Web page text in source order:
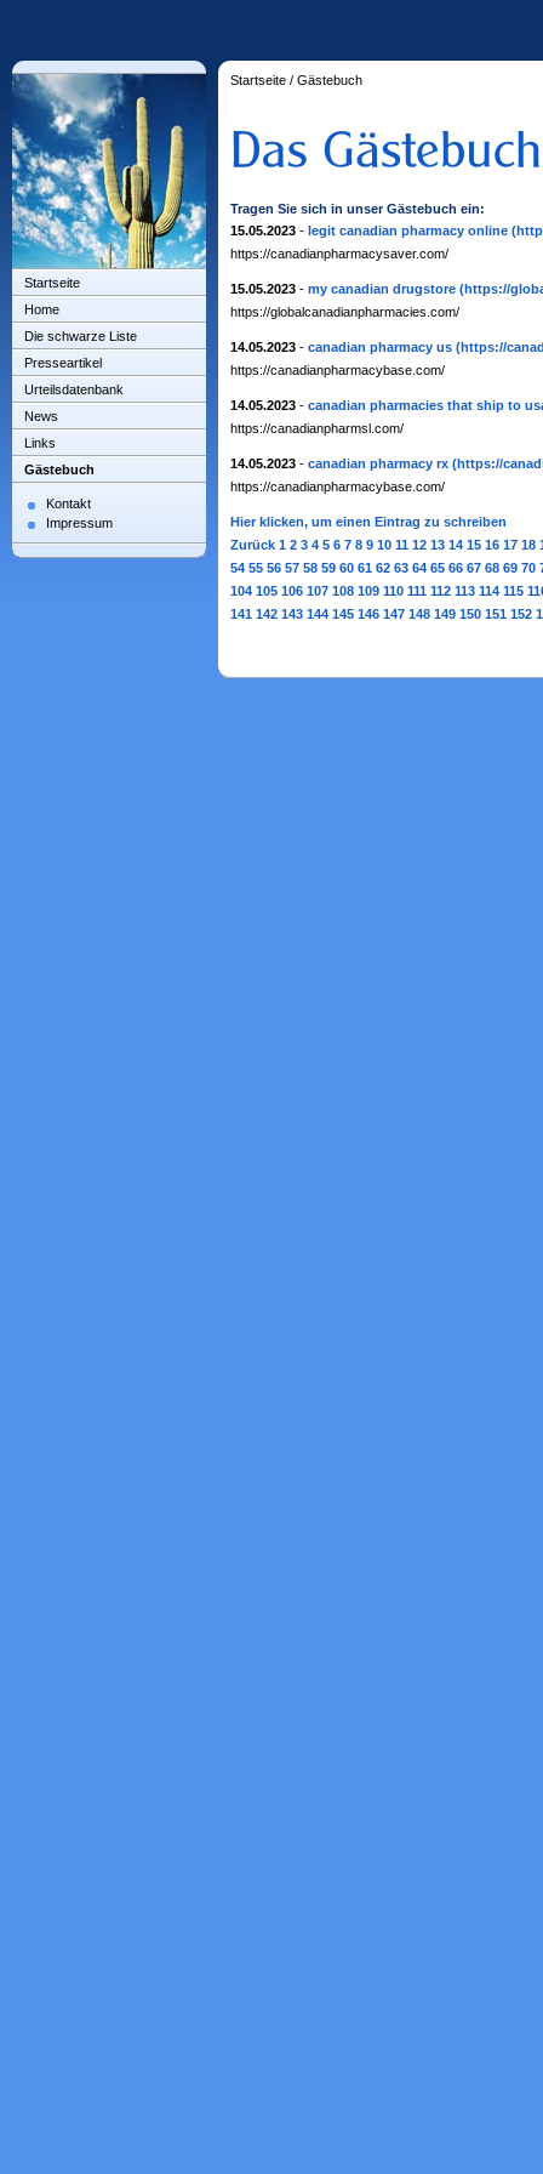
Startseite
Home
Die schwarze Liste
Presseartikel
Urteilsdatenbank
News
Links
Gästebuch
Kontakt
Impressum
Startseite / Gästebuch
Tragen Sie sich in unser Gästebuch ein:
15.05.2023 - legit canadian pharmacy online
https://canadianpharmacysaver.com/
15.05.2023 - my canadian drugstore (https://
https://globalcanadianpharmacies.com/
14.05.2023 - canadian pharmacy us (https://
https://canadianpharmacybase.com/
14.05.2023 - canadian pharmacies that ship to
https://canadianpharmsl.com/
14.05.2023 - canadian pharmacy rx (https://
https://canadianpharmacybase.com/
Hier klicken, um einen Eintrag zu schreiben
Zurück 1 2 3 4 5 6 7 8 9 10 11 12 13 14 15 16 17 18
54 55 56 57 58 59 60 61 62 63 64 65 66 67 68 69 70
104 105 106 107 108 109 110 111 112 113 114 115
141 142 143 144 145 146 147 148 149 150 151 152